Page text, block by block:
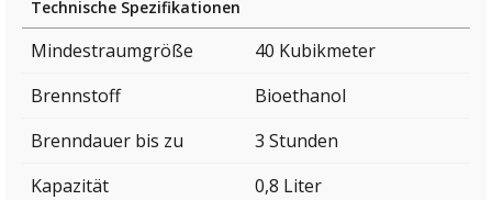
Technische Spezifikationen
Mindestraumgröße
40 Kubikmeter
Brennstoff
Bioethanol
Brenndauer bis zu
3 Stunden
Kapazität
0,8 Liter